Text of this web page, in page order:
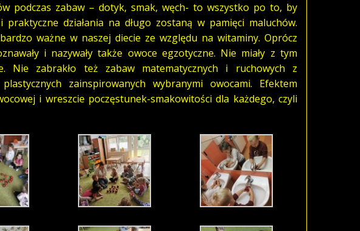
podczas zabaw – dotyk, smak, węch- to wszystko po to, by
działania na długo zostaną w pamięci maluchów.
ważne w naszej diecie ze względu na witaminy. Oprócz
i nazywały także owoce egzotyczne. Nie miały z tym
Nie zabrakło też zabaw matematycznych i ruchowych z
zainspirowanych wybranymi owocami. Efektem
i wreszcie poczęstunek-smakowitości dla każdego, czyli